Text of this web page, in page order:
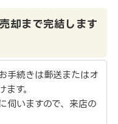
却まで完結します
手続きは郵送またはオ
す。
伺いますので、来店の